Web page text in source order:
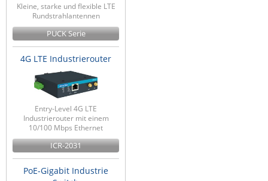
Kleine, starke und flexible LTE
Rundstrahlantennen
PUCK Serie
4G LTE Industrierouter
Entry-Level 4G LTE
Industrierouter mit einem
10/100 Mbps Ethernet
ICR-2031
PoE-Gigabit Industrie